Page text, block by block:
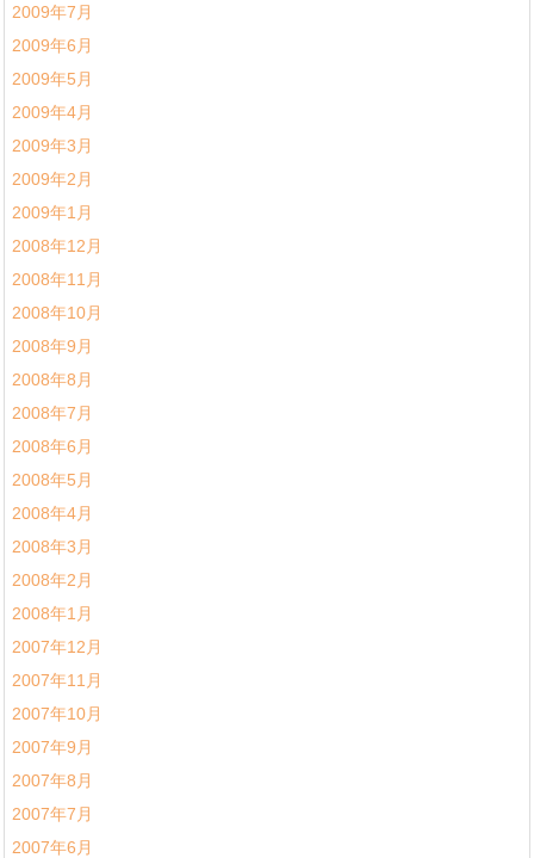
2009年7月
2009年6月
2009年5月
2009年4月
2009年3月
2009年2月
2009年1月
2008年12月
2008年11月
2008年10月
2008年9月
2008年8月
2008年7月
2008年6月
2008年5月
2008年4月
2008年3月
2008年2月
2008年1月
2007年12月
2007年11月
2007年10月
2007年9月
2007年8月
2007年7月
2007年6月